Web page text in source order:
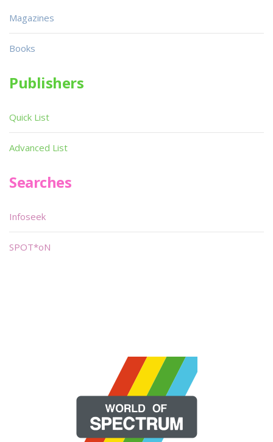
Magazines
Books
Publishers
Quick List
Advanced List
Searches
Infoseek
SPOT*oN